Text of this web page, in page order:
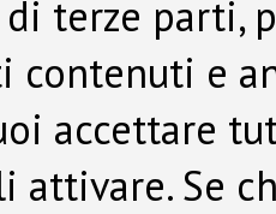
terze parti,
contenuti e
accettare
attivare. Se